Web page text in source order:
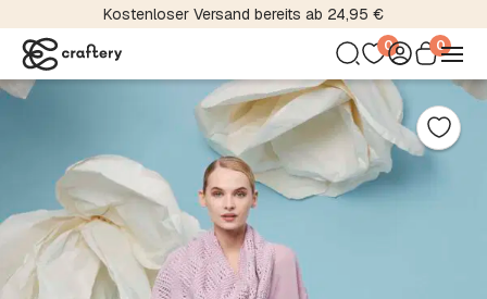
Kostenloser Versand bereits ab 24,95 €
0 0